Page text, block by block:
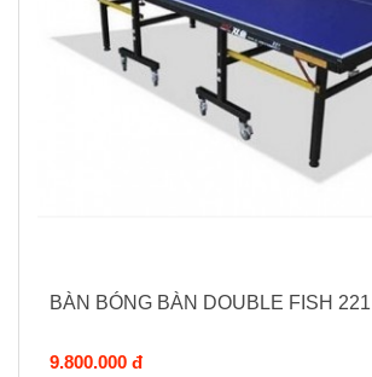
BÀN BÓNG BÀN DOUBLE FISH 221
9.800.000 đ